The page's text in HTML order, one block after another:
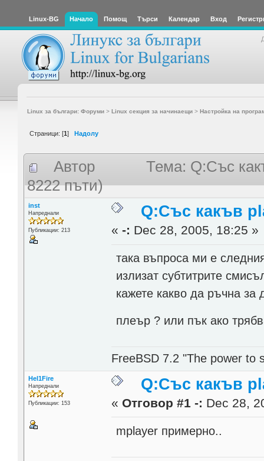
Linux-BG Начало Помощ Търси Календар Вход
Linux за българи: Форуми> Linux секция за начинаещи> Настройка на
Страници: [1] Надолу
Автор
Тема: Q:Със
8222 пъти)
inst
Напреднали
Публикации: 213
Q:Със какъв
«-: Dec 28, 2005, 18:25 »
така въпроса ми е
излизат субтитрите
кажете какво да ръчна за
плеър ? или пък ако
FreeBSD 7.2 "The power to
Hel1Fire
Напреднали
Публикации: 153
Q:Със какъв
« Отговор #1 -: Dec 28,
mplayer примерно..